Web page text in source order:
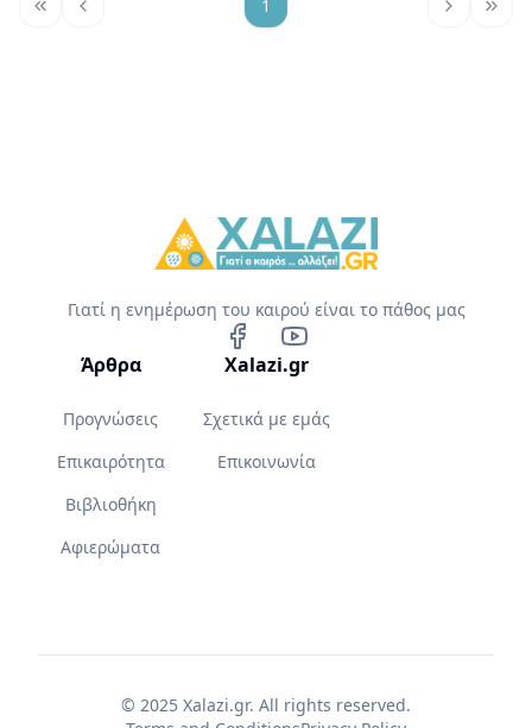
1
Γιατί η ενημέρωση του καιρού είναι το πάθος μας
Άρθρα
Προγνώσεις
Επικαιρότητα
Βιβλιοθήκη
Αφιερώματα
Xalazi.gr
Σχετικά με εμάς
Επικοινωνία
© 2025 Xalazi.gr. All rights reserved.